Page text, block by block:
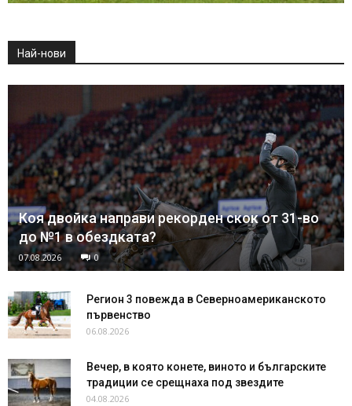
Най-нови
Коя двойка направи рекорден скок от 31-во
до №1 в обездката?
07.08.2026 0
Регион 3 повежда в Северноамериканското
първенство
06.08.2026
Вечер, в която конете, виното и българските
традиции се срещнаха под звездите
04.08.2026